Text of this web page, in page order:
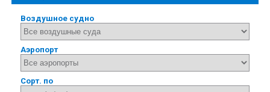
Воздушное судно
Аэропорт
Сорт. по